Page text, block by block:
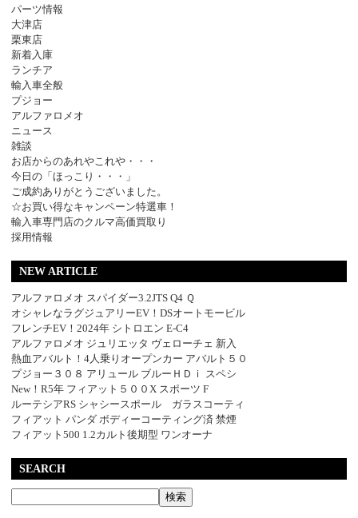
パーツ情報
大津店
栗東店
新着入庫
ランチア
輸入車全般
プジョー
アルファロメオ
ニュース
雑談
お店からのあれやこれや・・・
今日の「ほっこり・・・」
ご成約ありがとうございました。
☆お買い得なキャンペーン特選車！
輸入車専門店のクルマ高価買取り
採用情報
NEW ARTICLE
アルファロメオ スパイダー3.2JTS Q4 Ｑ
オシャレなラグジュアリーEV！DSオートモービル
フレンチEV！2024年 シトロエン E-C4
アルファロメオ ジュリエッタ ヴェローチェ 新入
熱血アバルト！4人乗りオープンカー アバルト５０
プジョー３０８ アリュール ブルーＨＤｉ スペシ
New！R5年 フィアット５００X スポーツ F
ルーテシアRS シャシースポール ガラスコーティ
フィアット パンダ ボディーコーティング済 禁煙
フィアット500 1.2カルト後期型 ワンオーナ
SEARCH